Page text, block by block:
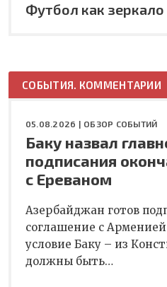
Футбол как
СОБЫТИЯ. КОММЕНТАРИИ
05.08.2026 | ОБЗОР СОБЫТИЙ
Баку назвал
подписания
с Ереваном
Азербайджан готов
соглашение с Арменией
условие Баку – из
должны быть…